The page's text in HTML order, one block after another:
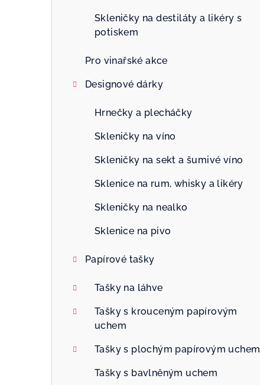
Skleničky na destiláty a likéry s
potiskem
Pro vinařské akce
Designové dárky
Hrnečky a plecháčky
Skleničky na víno
Skleničky na sekt a šumivé víno
Sklenice na rum, whisky a likéry
Skleničky na nealko
Sklenice na pivo
Papírové tašky
Tašky na láhve
Tašky s krouceným papírovým
uchem
Tašky s plochým papírovým uchem
Tašky s bavlněným uchem